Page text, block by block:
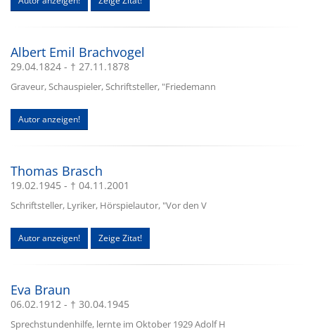
Albert Emil Brachvogel
29.04.1824 - † 27.11.1878
Graveur, Schauspieler, Schriftsteller, "Friedemann
Autor anzeigen!
Thomas Brasch
19.02.1945 - † 04.11.2001
Schriftsteller, Lyriker, Hörspielautor, "Vor den V
Autor anzeigen! Zeige Zitat!
Eva Braun
06.02.1912 - † 30.04.1945
Sprechstundenhilfe, lernte im Oktober 1929 Adolf H